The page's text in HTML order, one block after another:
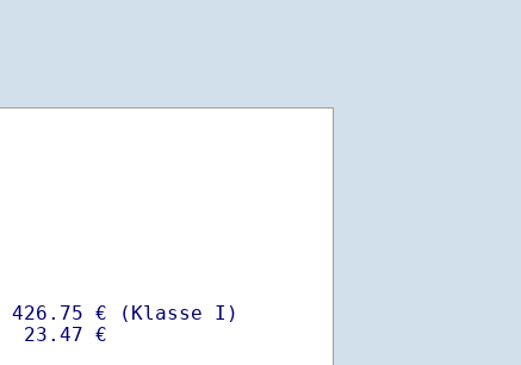
€ (Klasse I)
23.47 €